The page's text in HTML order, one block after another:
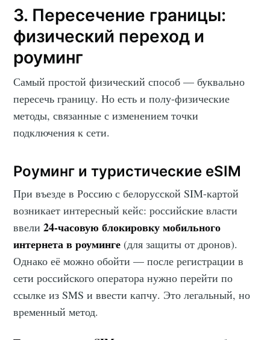
3. Пересечение границы:
физический переход и
роуминг
Самый простой физический способ — буквально
пересечь границу. Но есть и полу-физические
методы, связанные с изменением точки
подключения к сети.
Роуминг и туристические eSIM
При въезде в Россию с белорусской SIM-картой
возникает интересный кейс: российские власти
ввели24-часовую блокировку мобильного
интернета в роуминге (для защиты от дронов).
Однако её можно обойти — после регистрации в
сети российского оператора нужно перейти по
ссылке из SMS и ввести капчу. Это легальный, но
временный метод.